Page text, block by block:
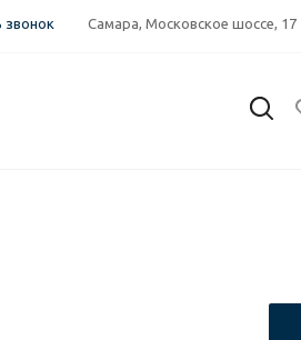
Самара, Московское шоссе, 17
звонок